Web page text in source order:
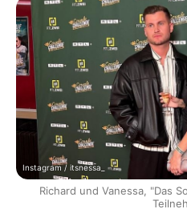
Instagram / itsnessa_
Richard und Vanessa, "Das